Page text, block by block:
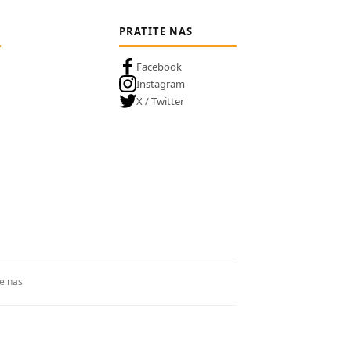
PRATITE NAS
Facebook
Instagram
X / Twitter
nas